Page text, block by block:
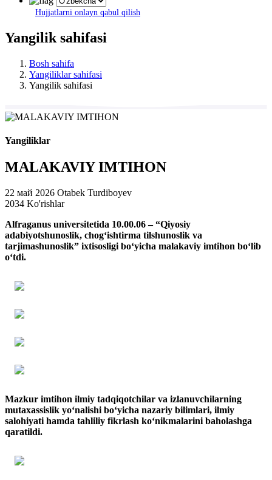
Hujjatlarni onlayn qabul qilish
Yangilik sahifasi
Bosh sahifa
Yangiliklar sahifasi
Yangilik sahifasi
Yangiliklar
MALAKAVIY IMTIHON
22 май 2026 Otabek Turdiboyev
2034 Ko'rishlar
Alfraganus universitetida 10.00.06 – “Qiyosiy
adabiyotshunoslik, chog‘ishtirma tilshunoslik va
tarjimashunoslik” ixtisosligi bo‘yicha malakaviy imtihon bo‘lib
o‘tdi.
Mazkur imtihon ilmiy tadqiqotchilar va izlanuvchilarning
mutaxassislik yo‘nalishi bo‘yicha nazariy bilimlari, ilmiy
salohiyati hamda tahliliy fikrlash ko‘nikmalarini baholashga
qaratildi.